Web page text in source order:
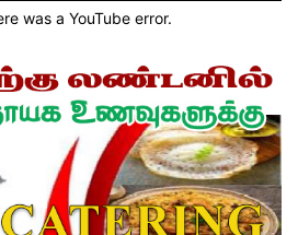
was a YouTube error.